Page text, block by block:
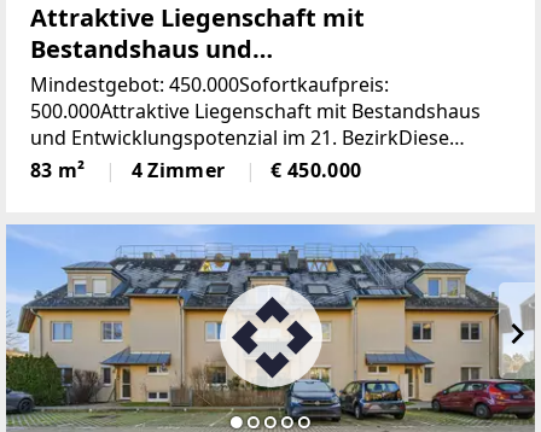
Attraktive Liegenschaft mit
Bestandshaus und
Entwicklungspotenzial im 21. Bezirk
Mindestgebot: 450.000Sofortkaufpreis:
500.000Attraktive Liegenschaft mit Bestandshaus
und Entwicklungspotenzial im 21. BezirkDiese
Liegenschaft bietet eine hervorragende Gelegenheit
für Investoren und Eigennutzer, ihre Wohn- oder
83 m² 4 Zimmer € 450.000